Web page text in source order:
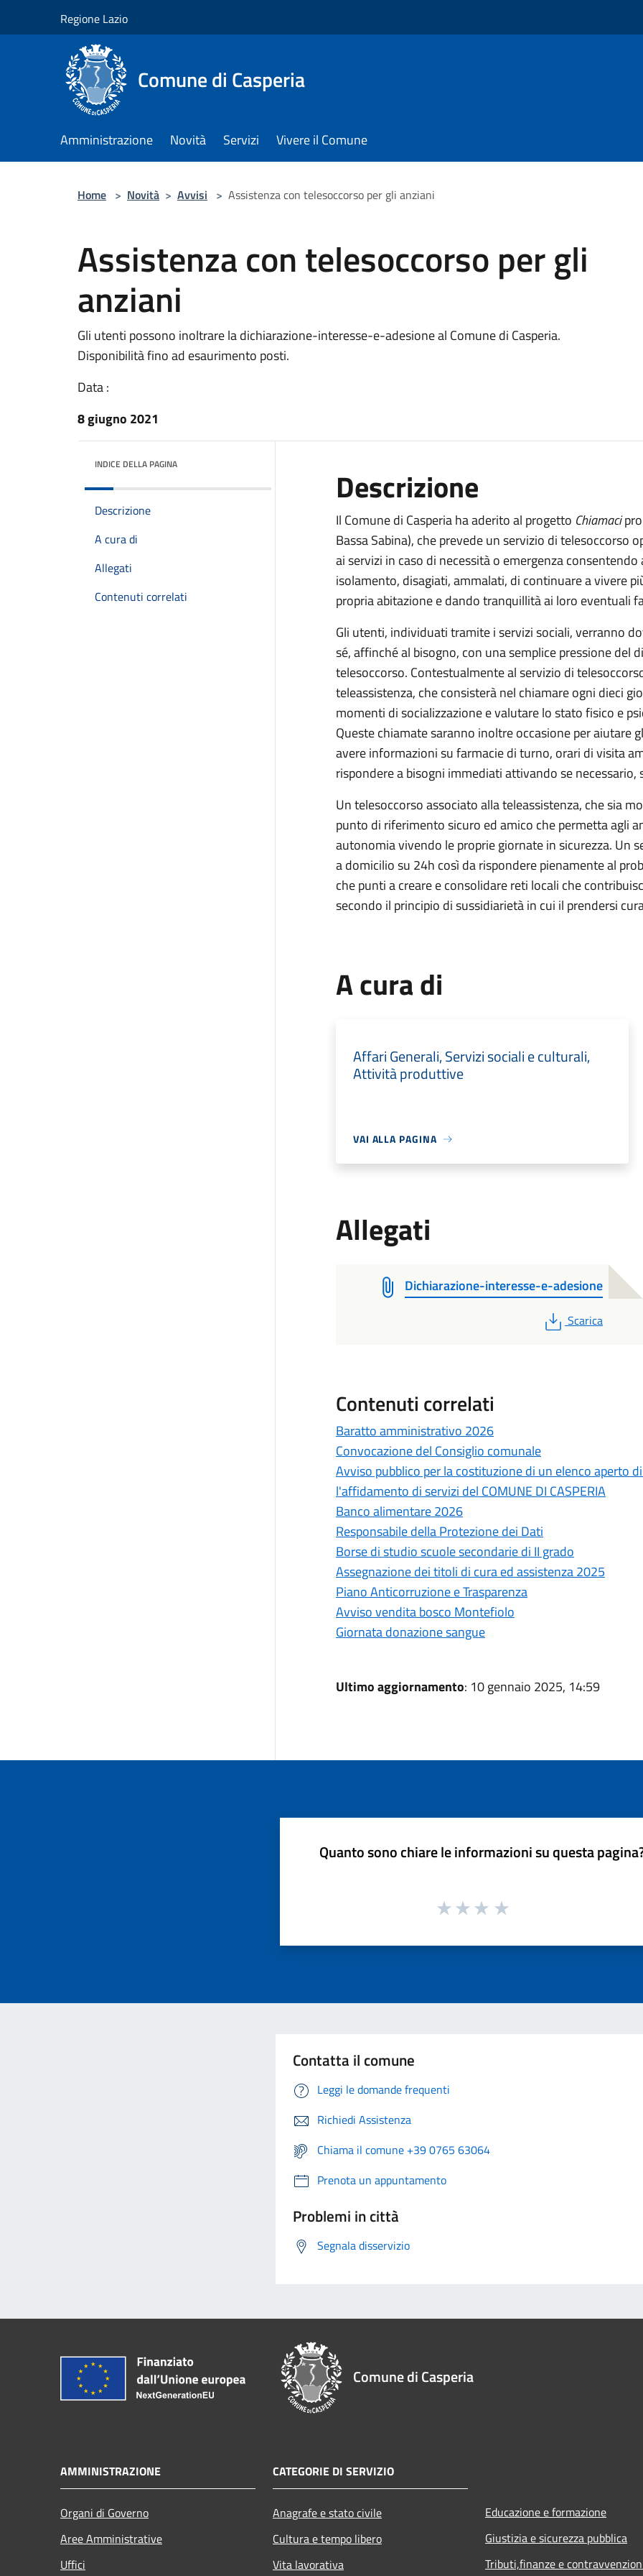
Regione Lazio
Comune di Casperia
Amministrazione Novità Servizi Vivere il Comune
Home > Novità > Avvisi > Assistenza con telesoccorso per gli anziani
Assistenza con telesoccorso per gli
anziani
Gli utenti possono inoltrare la dichiarazione-interesse-e-adesione al Comune di Casperia.
Disponibilità fino ad esaurimento posti.
Data :
8 giugno 2021
INDICE DELLA PAGINA
Descrizione
A cura di
Allegati
Contenuti correlati
Descrizione
Il Comune di Casperia ha aderito al progetto Chiamaci
Bassa Sabina), che prevede un servizio di telesoccorso
ai servizi in caso di necessità o emergenza
isolamento, disagiati, ammalati, di continuare a vivere
propria abitazione e dando tranquillità ai loro eventuali
Gli utenti, individuati tramite i servizi sociali, verranno
sé, affinché al bisogno, con una semplice pressione del
telesoccorso. Contestualmente al servizio di
teleassistenza, che consisterà nel chiamare ogni dieci
momenti di socializzazione e valutare lo stato fisico e
Queste chiamate saranno inoltre occasione per aiutare
avere informazioni su farmacie di turno, orari di visita
rispondere a bisogni immediati attivando se
Un telesoccorso associato alla teleassistenza, che sia
punto di riferimento sicuro ed amico che permetta agli
autonomia vivendo le proprie giornate in sicurezza. Un
a domicilio su 24h così da rispondere pienamente al
che punti a creare e consolidare reti locali che
secondo il principio di sussidiarietà in cui il prendersi
A cura di
Affari Generali, Servizi sociali e culturali,
Attività produttive
VAI ALLA PAGINA
Allegati
Dichiarazione-interesse-e-adesione
PDF
Scarica
Contenuti correlati
Baratto amministrativo 2026
Convocazione del Consiglio comunale
Avviso pubblico per la costituzione di un elenco aperto di
l'affidamento di servizi del COMUNE DI CASPERIA
Banco alimentare 2026
Responsabile della Protezione dei Dati
Borse di studio scuole secondarie di II grado
Assegnazione dei titoli di cura ed assistenza 2025
Piano Anticorruzione e Trasparenza
Avviso vendita bosco Montefiolo
Giornata donazione sangue
Ultimo aggiornamento: 10 gennaio 2025, 14:59
Quanto sono chiare le informazioni su questa
Contatta il comune
Leggi le domande frequenti
Richiedi Assistenza
Chiama il comune +39 0765 63064
Prenota un appuntamento
Problemi in città
Segnala disservizio
Comune di Casperia
AMMINISTRAZIONE
Organi di Governo
Aree Amministrative
Uffici
CATEGORIE DI SERVIZIO
Anagrafe e stato civile
Cultura e tempo libero
Vita lavorativa
Educazione e formazione
Giustizia e sicurezza pubblica
Tributi,finanze e